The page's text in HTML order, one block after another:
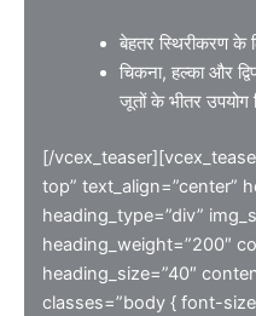
बेहतर स्थिरीकरण के
चिकना, हल्का और
जूतों के भीतर उपयोग
[/
top” text_align=”center”
heading_type=”div”
heading_weight=”200″
heading_size=”40″
classes=”body { font-